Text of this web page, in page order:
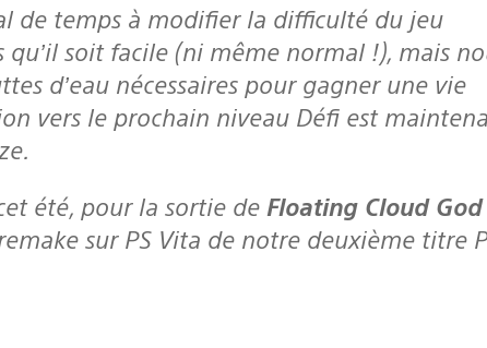
qu’il soit facile (ni même normal !), mais
d’eau nécessaires pour gagner une vie
vers le prochain niveau Défi est
été, pour la sortie de Floating Cloud God
sur PS Vita de notre deuxième titre